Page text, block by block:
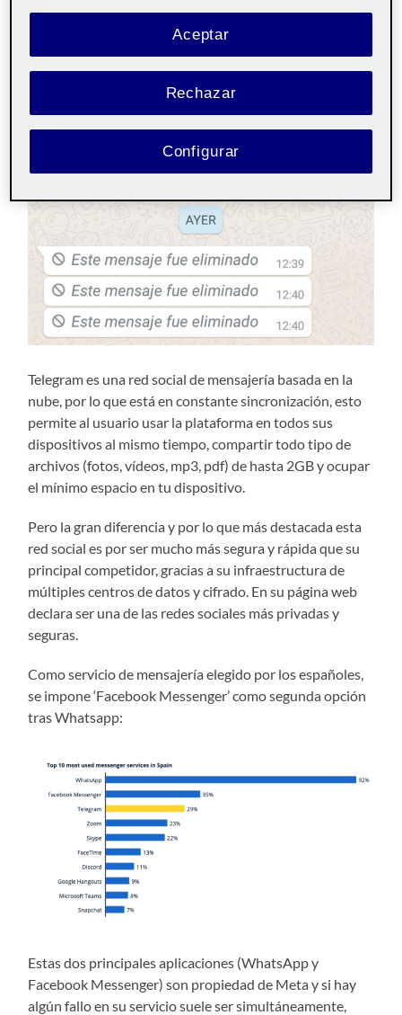
difusiones de manera ilimitada.
Además, permite eliminar los mensajes sin dejar rastro,
al contrario que WhatsApp que es su principal
Imagen de un chat privado de WhatsApp:
Telegram es una red social de mensajería basada en la
nube, por lo que está en constante sincronización, esto
permite al usuario usar la plataforma en todos sus
dispositivos al mismo tiempo, compartir todo tipo de
archivos (fotos, vídeos, mp3, pdf) de hasta 2GB y ocupar
el mínimo espacio en tu dispositivo.
Pero la gran diferencia y por lo que más destacada esta
red social es por ser mucho más segura y rápida que su
principal competidor, gracias a su infraestructura de
múltiples centros de datos y cifrado. En su página web
declara ser una de las redes sociales más privadas y
seguras.
Como servicio de mensajería elegido por los españoles,
se impone ‘Facebook Messenger’ como segunda opción
tras Whatsapp:
Estas dos principales aplicaciones (WhatsApp y
Facebook Messenger) son propiedad de Meta y si hay
algún fallo en su servicio suele ser simultáneamente,
Rechazar
Aceptar
Configurar